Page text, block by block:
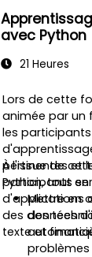
avec Python
21 Heures
Lors de cette
animée par un
les
pertinentes et
Python, tout
d'applications
des données
texte et
À l'issue de
participants
Mettre en
des